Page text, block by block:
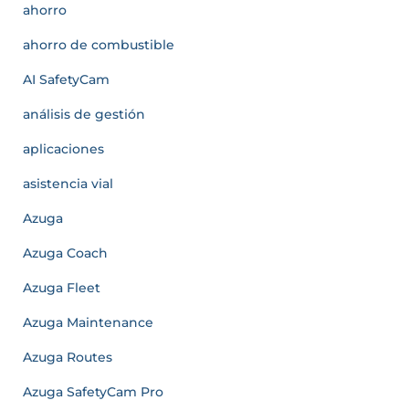
ahorro
ahorro de combustible
AI SafetyCam
análisis de gestión
aplicaciones
asistencia vial
Azuga
Azuga Coach
Azuga Fleet
Azuga Maintenance
Azuga Routes
Azuga SafetyCam Pro